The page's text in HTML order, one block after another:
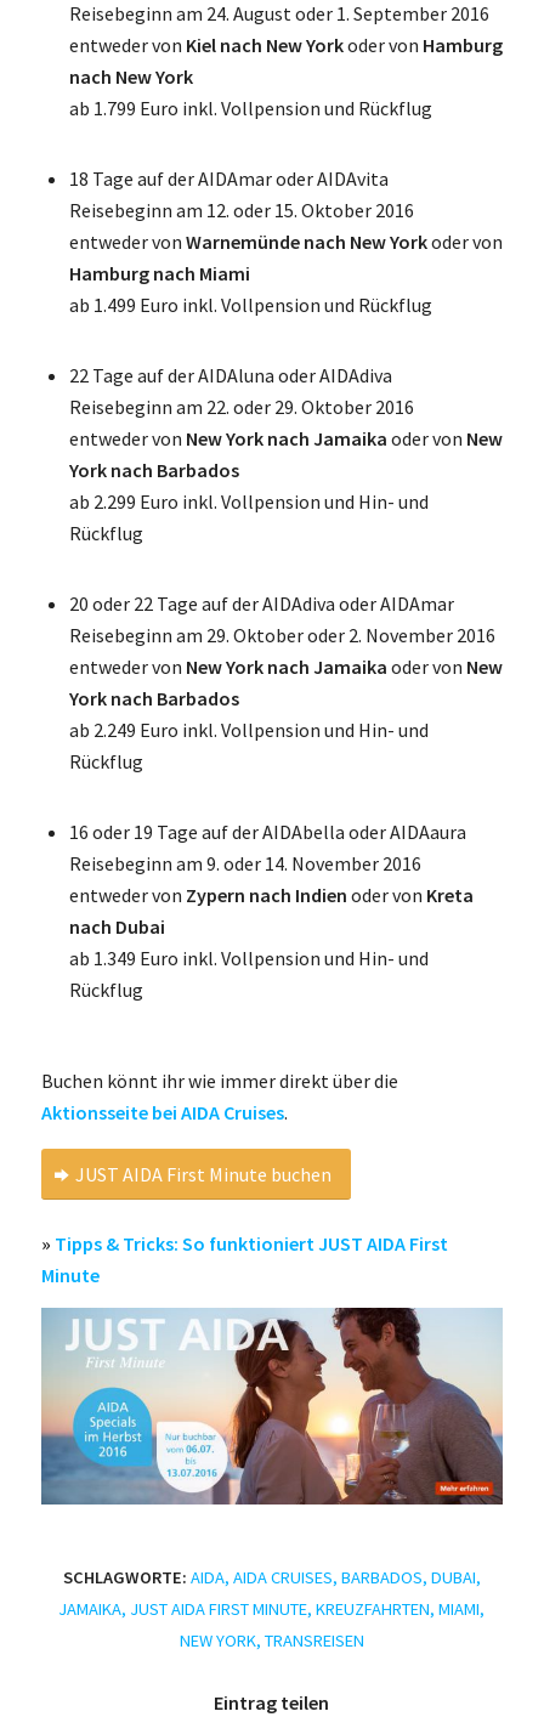
Reisebeginn am 24. August oder 1. September 2016
entweder von Kiel nach New Yorkoder von Hamburg
nach New York
ab 1.799 Euro inkl. Vollpension und Rückflug
18 Tage auf der AIDAmar oder AIDAvita
Reisebeginn am 12. oder 15. Oktober 2016
entweder von Warnemünde nach New Yorkoder von
Hamburg nach Miami
ab 1.499 Euro inkl. Vollpension und Rückflug
22 Tage auf der AIDAluna oder AIDAdiva
Reisebeginn am 22. oder 29. Oktober 2016
entweder von New York nach Jamaika oder von New
York nach Barbados
ab 2.299 Euro inkl. Vollpension und Hin- und
Rückflug
20 oder 22 Tage auf der AIDAdiva oder AIDAmar
Reisebeginn am 29. Oktober oder 2. November 2016
entweder von New York nach Jamaika oder von New
York nach Barbados
ab 2.249 Euro inkl. Vollpension und Hin- und
Rückflug
16 oder 19 Tage auf der AIDAbella oder AIDAaura
Reisebeginn am 9. oder 14. November 2016
entweder von Zypern nach Indien oder von Kreta
nach Dubai
ab 1.349 Euro inkl. Vollpension und Hin- und
Rückflug
Buchen könnt ihr wie immer direkt über die
Aktionsseite bei AIDA Cruises.
JUST AIDA First Minute buchen
» Tipps & Tricks: So funktioniert JUST AIDA First
Minute
SCHLAGWORTE: AIDA, AIDA CRUISES, BARBADOS, DUBAI,
JAMAIKA, JUST AIDA FIRST MINUTE,KREUZFAHRTEN,MIAMI,
NEW YORK, TRANSREISEN
Eintrag teilen